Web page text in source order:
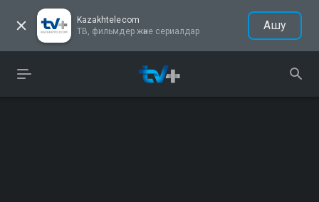
Kazakhtelecom
ТВ, фильмдер және сериалдар
Ашу